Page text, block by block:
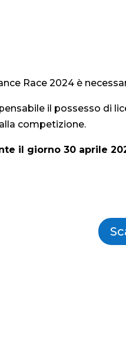
Race 2024 è
il possesso di
competizione.
il giorno 30 aprile